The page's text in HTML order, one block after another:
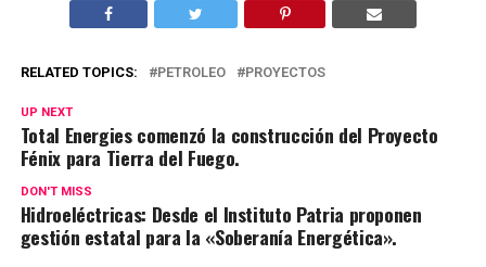
RELATED TOPICS: PETROLEO PROYECTOS
UP NEXT
Total Energies comenzó la construcción del Proyecto
Fénix para Tierra del Fuego.
DON'T MISS
Hidroeléctricas: Desde el Instituto Patria proponen
gestión estatal para la «Soberanía Energética».